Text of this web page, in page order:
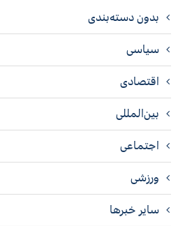
بدون دسته‌بندی
سیاسی
اقتصادی
بین‌المللی
اجتماعی
ورزشی
سایر خبرها